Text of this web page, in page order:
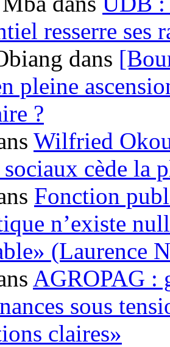
resserre ses
dans
pleine
?
Wilfried
sociaux cède la
Fonction
n’existe
(Laurence
AGROPAG :
sous
claires»